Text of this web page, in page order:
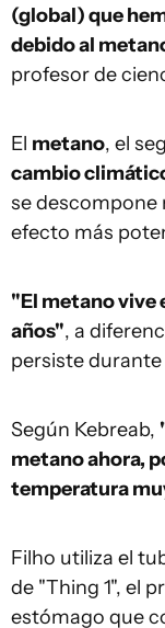
(global) que
debido al
profesor de
El metano, el
cambio
se descompone
efecto más
"El metano vive
años", a
persiste durante
Según Kebreab,
metano ahora,
temperatura
Filho utiliza el
de "Thing 1", el
estómago que